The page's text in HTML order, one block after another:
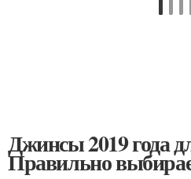
Джинсы 2019 года
Правильно